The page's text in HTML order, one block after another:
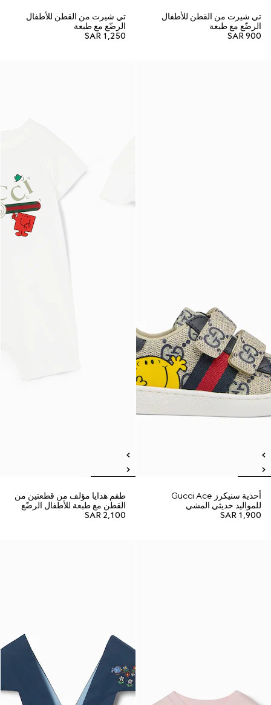
تي شيرت من القطن للأطفال
الرضّع مع طبعة
SAR 900
تي شيرت من القطن للأطفال
الرضّع مع طبعة
SAR 1,250
أحذية سنيكرز Gucci Ace
للمواليد حديثي المشي
SAR 1,900
طقم هدايا مؤلف من قطعتين من
القطن مع طبعة للأطفال الرضّع
SAR 2,100